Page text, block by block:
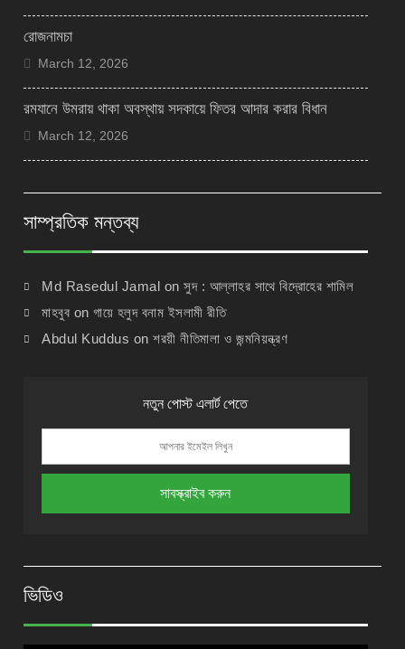
রোজনামচা
March 12, 2026
রমযানে উমরায় থাকা অবস্থায় সদকায়ে ফিতর আদার করার বিধান
March 12, 2026
সাম্প্রতিক মন্তব্য
Md Rasedul Jamal onসুদ : আল্লাহর সাথে বিদ্রোহের শামিল
মাহবুব onগায়ে হলুদ বনাম ইসলামী রীতি
Abdul Kuddus onশরয়ী নীতিমালা ও জন্মনিয়ন্ত্রণ
নতুন পোস্ট এলার্ট পেতে
ভিডিও